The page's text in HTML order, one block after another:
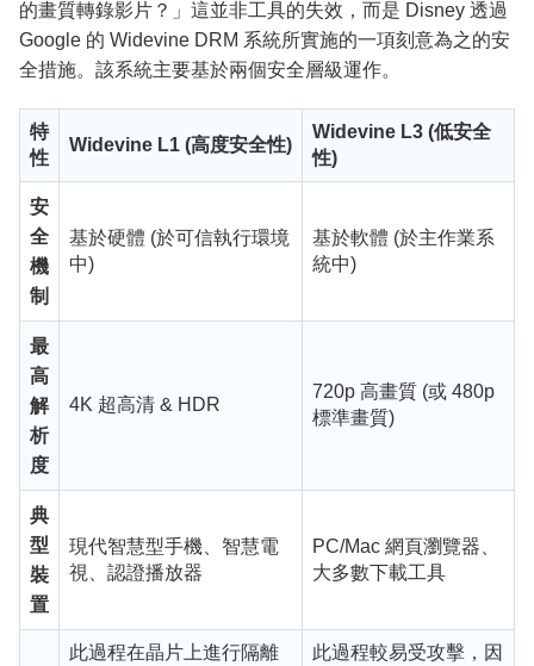
的畫質轉錄影片？」這並非工具的失效，而是 Disney 透過
Google 的 Widevine DRM 系統所實施的一項刻意為之的安
全措施。該系統主要基於兩個安全層級運作。
特
性
Widevine L1 (高度安全性)
Widevine L3 (低安全
性)
安
全
機
制
基於硬體 (於可信執行環境
中)
基於軟體 (於主作業系
統中)
最
高
解
析
度
4K 超高清 & HDR
720p 高畫質 (或 480p
標準畫質)
典
型
裝
置
現代智慧型手機、智慧電
視、認證播放器
PC/Mac 網頁瀏覽器、
大多數下載工具
此過程在晶片上進行隔離
此過程較易受攻擊，因